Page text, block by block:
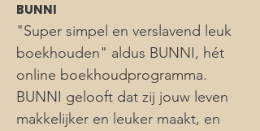
BUNNI
"Super simpel en verslavend leuk
boekhouden" aldus BUNNI, hét
online boekhoudprogramma.
BUNNI gelooft dat zij jouw leven
makkelijker en leuker maakt, en